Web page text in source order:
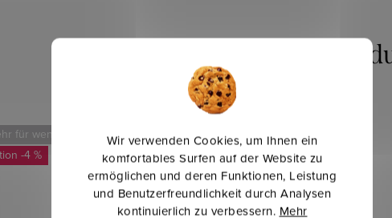
Wir verwenden Cookies, um Ihnen ein
komfortables Surfen auf der Website zu
ermöglichen und deren Funktionen, Leistung
und Benutzerfreundlichkeit durch Analysen
kontinuierlich zu verbessern. Mehr
für weniger
-4 %
Mehr für weniger
-20 %